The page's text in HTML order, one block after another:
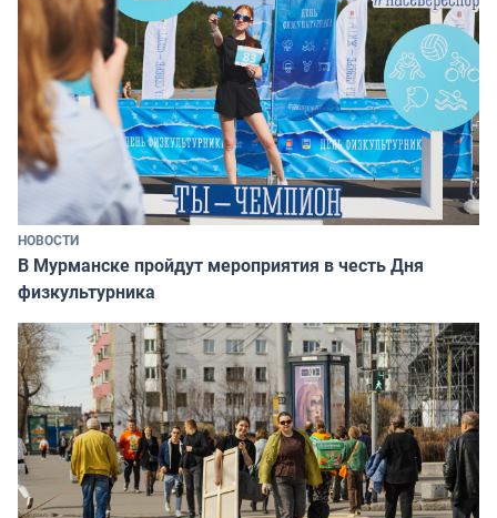
НОВОСТИ
В Мурманске пройдут мероприятия в честь Дня
физкультурника